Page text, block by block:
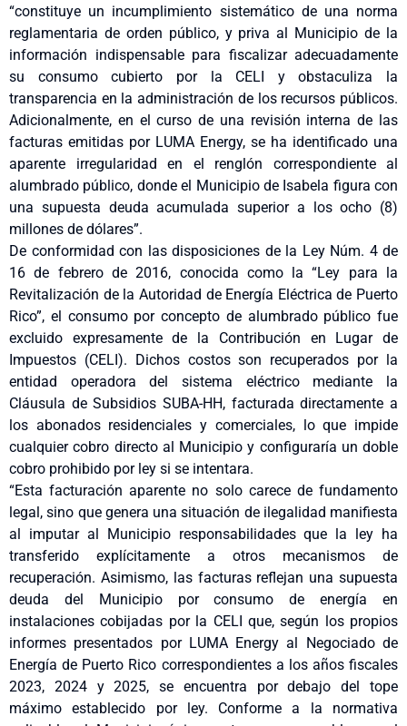
“constituye un incumplimiento sistemático de una norma
reglamentaria de orden público, y priva al Municipio de la
información indispensable para fiscalizar adecuadamente
su consumo cubierto por la CELI y obstaculiza la
transparencia en la administración de los recursos públicos.
Adicionalmente, en el curso de una revisión interna de las
facturas emitidas por LUMA Energy, se ha identificado una
aparente irregularidad en el renglón correspondiente al
alumbrado público, donde el Municipio de Isabela figura con
una supuesta deuda acumulada superior a los ocho (8)
millones de dólares”.
De conformidad con las disposiciones de la Ley Núm. 4 de
16 de febrero de 2016, conocida como la “Ley para la
Revitalización de la Autoridad de Energía Eléctrica de Puerto
Rico”, el consumo por concepto de alumbrado público fue
excluido expresamente de la Contribución en Lugar de
Impuestos (CELI). Dichos costos son recuperados por la
entidad operadora del sistema eléctrico mediante la
Cláusula de Subsidios SUBA-HH, facturada directamente a
los abonados residenciales y comerciales, lo que impide
cualquier cobro directo al Municipio y configuraría un doble
cobro prohibido por ley si se intentara.
“Esta facturación aparente no solo carece de fundamento
legal, sino que genera una situación de ilegalidad manifiesta
al imputar al Municipio responsabilidades que la ley ha
transferido explícitamente a otros mecanismos de
recuperación. Asimismo, las facturas reflejan una supuesta
deuda del Municipio por consumo de energía en
instalaciones cobijadas por la CELI que, según los propios
informes presentados por LUMA Energy al Negociado de
Energía de Puerto Rico correspondientes a los años fiscales
2023, 2024 y 2025, se encuentra por debajo del tope
máximo establecido por ley. Conforme a la normativa